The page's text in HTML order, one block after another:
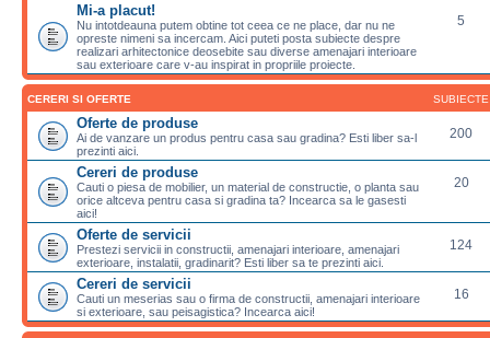
Mi-a placut!
Nu intotdeauna putem obtine tot ceea ce ne place, dar nu ne
opreste nimeni sa incercam. Aici puteti posta subiecte despre
realizari arhitectonice deosebite sau diverse amenajari interioare
sau exterioare care v-au inspirat in propriile proiecte.
5
CERERI SI OFERTE SUBIECTE
Oferte de produse
Ai de vanzare un produs pentru casa sau gradina? Esti liber sa-l
prezinti aici.
200
Cereri de produse
Cauti o piesa de mobilier, un material de constructie, o planta sau
orice altceva pentru casa si gradina ta? Incearca sa le gasesti
aici!
20
Oferte de servicii
Prestezi servicii in constructii, amenajari interioare, amenajari
exterioare, instalatii, gradinarit? Esti liber sa te prezinti aici.
124
Cereri de servicii
Cauti un meserias sau o firma de constructii, amenajari interioare
si exterioare, sau peisagistica? Incearca aici!
16